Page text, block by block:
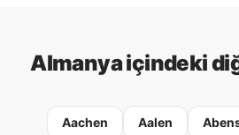
Almanya içindeki
Aachen Aalen